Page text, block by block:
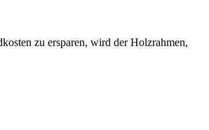
zu ersparen, wird der Holzrahmen,